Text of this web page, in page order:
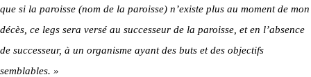
que si la paroisse (nom de la paroisse) n’existe plus au moment de mon
décès, ce legs sera versé au successeur de la paroisse, et en l’absence
de successeur, à un organisme ayant des buts et des objectifs
semblables. »